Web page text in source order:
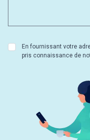
En fournissant votre
pris connaissance de